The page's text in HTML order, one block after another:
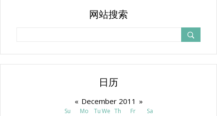
网站搜索
日历
« December 2011 »
Su Mo TuWe Th Fr Sa